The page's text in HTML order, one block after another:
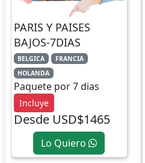
PARIS Y PAISES
BAJOS-7DIAS
BELGICA
FRANCIA
HOLANDA
Paquete por 7 dias
Incluye
Desde USD$1465
Lo Quiero